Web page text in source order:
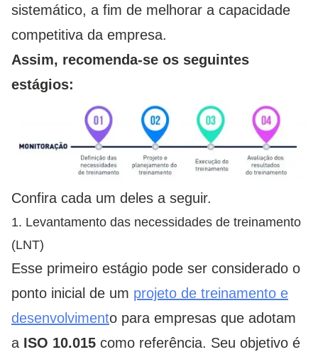
sistemático, a fim de melhorar a capacidade
competitiva da empresa.
Assim, recomenda-se os seguintes
estágios:
Confira cada um deles a seguir.
1. Levantamento das necessidades de treinamento
(LNT)
Esse primeiro estágio pode ser considerado o
ponto inicial de um projeto de treinamento e
desenvolvimento para empresas que adotam
a ISO 10.015 como referência. Seu objetivo é